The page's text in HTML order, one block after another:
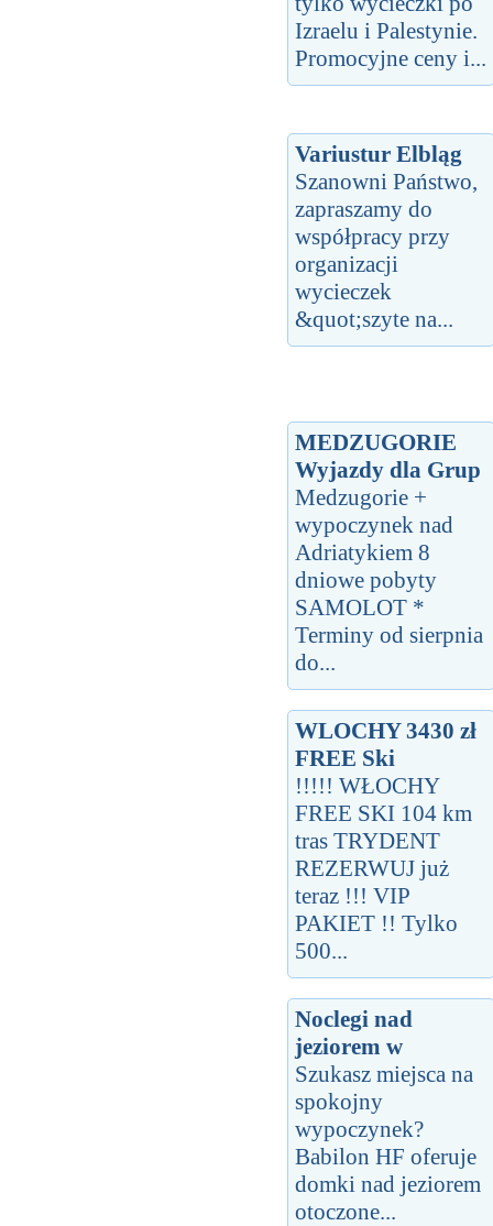
Izraelu i Palestynie.
Promocyjne ceny i...
Variustur Elbląg
Szanowni Państwo,
zapraszamy do
współpracy przy
organizacji
wycieczek
&quot;szyte na...
MEDZUGORIE
Wyjazdy dla Grup
Medzugorie +
wypoczynek nad
Adriatykiem 8
dniowe pobyty
SAMOLOT *
Terminy od sierpnia
do...
WLOCHY 3430 zł
FREE Ski
!!!!! WŁOCHY
FREE SKI 104 km
tras TRYDENT
REZERWUJ już
teraz !!! VIP
PAKIET !! Tylko
500...
Noclegi nad
jeziorem w
Szukasz miejsca na
spokojny
wypoczynek?
Babilon HF oferuje
domki nad jeziorem
otoczone...